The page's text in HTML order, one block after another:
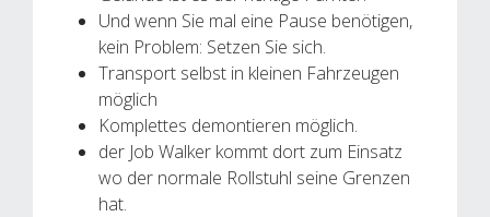
Und wenn Sie mal eine Pause benötigen,
kein Problem: Setzen Sie sich.
Transport selbst in kleinen Fahrzeugen
möglich
Komplettes demontieren möglich.
der Job Walker kommt dort zum Einsatz
wo der normale Rollstuhl seine Grenzen
hat.